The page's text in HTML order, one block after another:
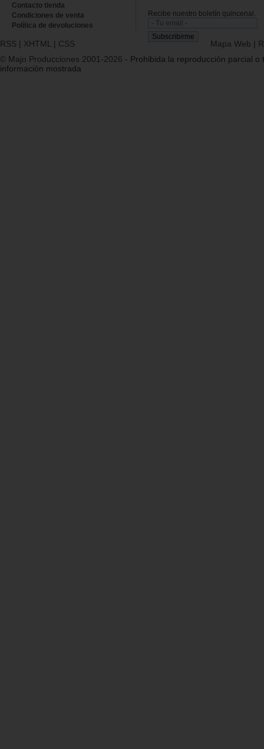
Contacto tienda
Condiciones de venta
Política de devoluciones
Recibe nuestro boletín quincenal.
RSS | XHTML | CSS Mapa Web |
© Majo Producciones 2001-2026 - Prohibida la reproducción parcial o
información mostrada